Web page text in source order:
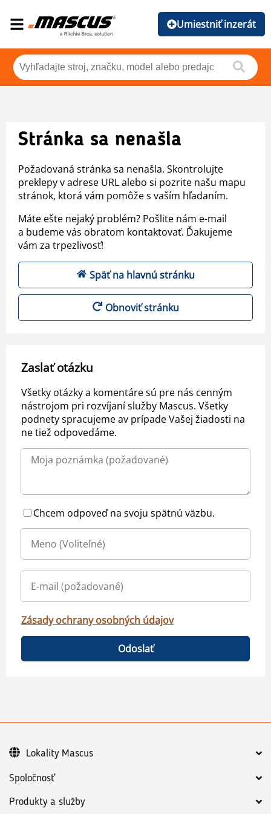
Umiestniť inzerát
Stránka sa nenašla
Požadovaná stránka sa nenašla. Skontrolujte
preklepy v adrese URL alebo si pozrite našu mapu
stránok, ktorá vám pomôže s vaším hľadaním.
Máte ešte nejaký problém? Pošlite nám e-mail
a budeme vás obratom kontaktovať. Ďakujeme
vám za trpezlivosť!
Späť na hlavnú stránku
Obnoviť stránku
Zaslať otázku
Všetky otázky a komentáre sú pre nás cenným
nástrojom pri rozvíjaní služby Mascus. Všetky
podnety spracujeme av prípade Vašej žiadosti na
ne tiež odpovedáme.
Chcem odpoveď na svoju spätnú väzbu.
Zásady ochrany osobných údajov
Odoslať
Spoločnosť
Produkty a služby
Lokality Mascus